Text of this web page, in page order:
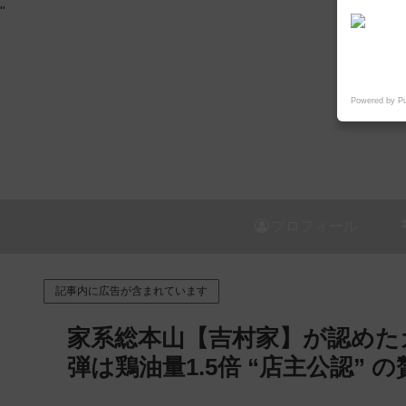
"
記事内に広告が含まれています
家系総本山【吉村家】が認め
弾は鶏油量1.5倍 “店主公認”
Powered by